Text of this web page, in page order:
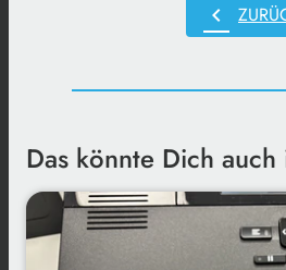
chevron_left
Das könnte Dich